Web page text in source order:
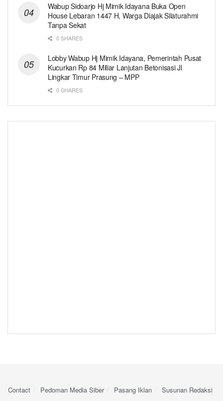
Wabup Sidoarjo Hj Mimik Idayana Buka Open
House Lebaran 1447 H, Warga Diajak Silaturahmi
Tanpa Sekat
0 SHARES
Lobby Wabup Hj Mimik Idayana, Pemerintah Pusat
Kucurkan Rp 84 Miliar Lanjutan Betonisasi Jl
Lingkar Timur Prasung – MPP
0 SHARES
Contact Pedoman Media Siber Pasang Iklan Susunan Redaksi